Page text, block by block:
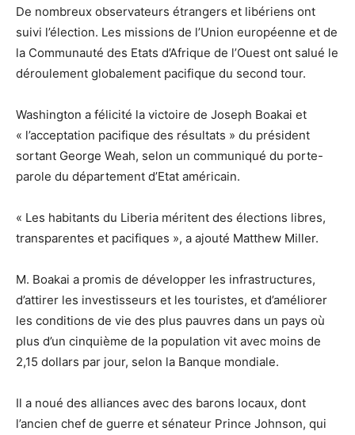
De nombreux observateurs étrangers et libériens ont
suivi l’élection. Les missions de l’Union européenne et de
la Communauté des Etats d’Afrique de l’Ouest ont salué le
déroulement globalement pacifique du second tour.
Washington a félicité la victoire de Joseph Boakai et
« l’acceptation pacifique des résultats » du président
sortant George Weah, selon un communiqué du porte-
parole du département d’Etat américain.
« Les habitants du Liberia méritent des élections libres,
transparentes et pacifiques », a ajouté Matthew Miller.
M. Boakai a promis de développer les infrastructures,
d’attirer les investisseurs et les touristes, et d’améliorer
les conditions de vie des plus pauvres dans un pays où
plus d’un cinquième de la population vit avec moins de
2,15 dollars par jour, selon la Banque mondiale.
Il a noué des alliances avec des barons locaux, dont
l’ancien chef de guerre et sénateur Prince Johnson, qui